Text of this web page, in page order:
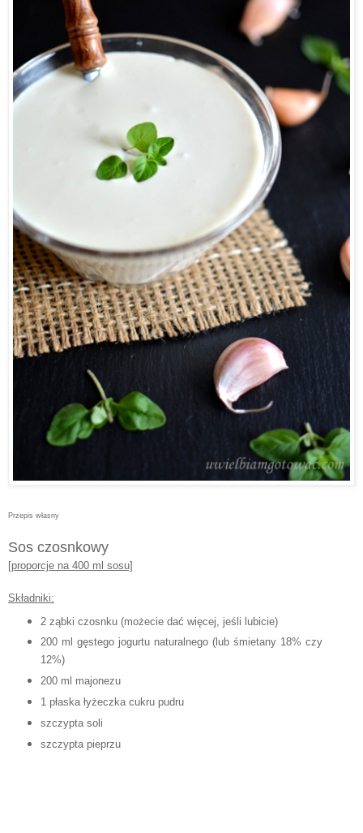
Przepis własny
Sos czosnkowy
[proporcje na 400 ml sosu]
Składniki:
2 ząbki czosnku (możecie dać więcej, jeśli lubicie)
200 ml gęstego jogurtu naturalnego (lubśmietany 18% czy
12%)
200 ml majonezu
1 płaska łyżeczka cukru pudru
szczypta soli
szczypta pieprzu